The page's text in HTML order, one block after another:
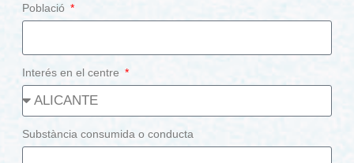
Població
Interés en el centre
Substància consumida o conducta